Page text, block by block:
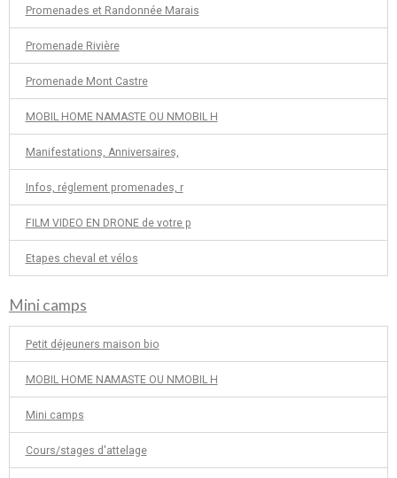
Promenades et Randonnée Marais
Promenade Rivière
Promenade Mont Castre
MOBIL HOME NAMASTE OU NMOBIL H
Manifestations, Anniversaires,
Infos, réglement promenades, r
FILM VIDEO EN DRONE de votre p
Etapes cheval et vélos
Mini camps
Petit déjeuners maison bio
MOBIL HOME NAMASTE OU NMOBIL H
Mini camps
Cours/stages d'attelage